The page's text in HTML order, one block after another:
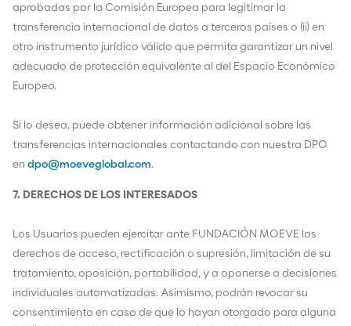
aprobadas por la Comisión Europea para legitimar la
transferencia internacional de datos a terceros países o (ii) en
otro instrumento jurídico válido que permita garantizar un nivel
adecuado de protección equivalente al del Espacio Económico
Europeo.
Si lo desea, puede obtener información adicional sobre las
transferencias internacionales contactando con nuestra DPO
en dpo@moeveglobal.com.
7. DERECHOS DE LOS INTERESADOS
Los Usuarios pueden ejercitar ante FUNDACIÓN MOEVE los
derechos de acceso, rectificación o supresión, limitación de su
tratamiento, oposición, portabilidad, y a oponerse a decisiones
individuales automatizadas. Asimismo, podrán revocar su
consentimiento en caso de que lo hayan otorgado para alguna